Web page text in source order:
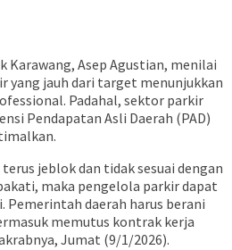
Karawang, Asep Agustian, menilai
yang jauh dari target menunjukkan
Padahal, sektor parkir
Pendapatan Asli Daerah (PAD)
jeblok dan tidak sesuai dengan
maka pengelola parkir dapat
daerah harus berani
memutus kontrak kerja
Jumat (9/1/2026).